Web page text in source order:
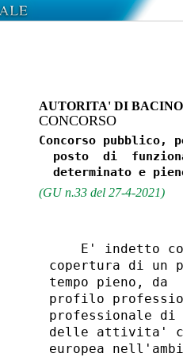
AUTORITA' DI
CONCORSO
Concorso
posto  di
(GU n.33 del 27-4-2021)
E' indetto
copertura di un
tempo pieno, da
profilo
professionale di
delle attivita'
europea